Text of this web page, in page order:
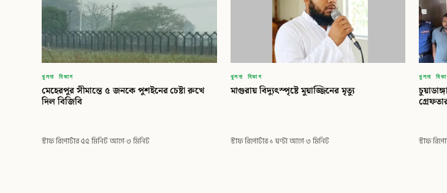
খুলনা বিভাগ
মেহেরপুর সীমান্তে ৫ জনকে পুশইনের চেষ্টা রুখে
দিল বিজিবি
স্টাফ রিপোর্টার·৫৫ মিনিট আগে·৩ মিনিট
খুলনা বিভাগ
মাগুরায় বিদ্যুৎস্পৃষ্টে মুয়াজ্জিনের মৃত্যু
স্টাফ রিপোর্টার·১ ঘণ্টা আগে·৩ মিনিট
খুলনা
স্টাফ